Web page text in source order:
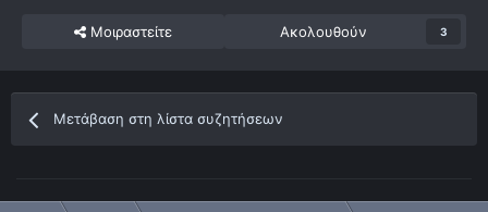
Μοιραστείτε Ακολουθούν 3
Μετάβαση στη λίστα συζητήσεων